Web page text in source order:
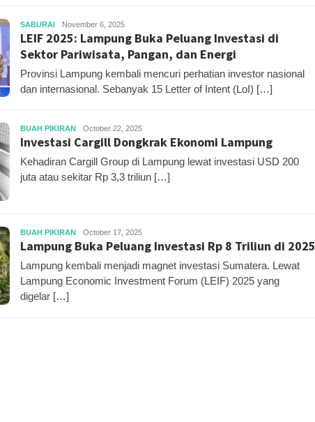
SABURAIEditorNovember 6, 2025
LEIF 2025: Lampung Buka Peluang Investasi di
Sektor Pariwisata, Pangan, dan Energi
Provinsi Lampung kembali mencuri perhatian investor nasional
dan internasional. Sebanyak 15 Letter of Intent (LoI) […]
BUAH PIKIRANEditor
October 22, 2025
Investasi Cargill Dongkrak Ekonomi Lampung
Kehadiran Cargill Group di Lampung lewat investasi USD 200
juta atau sekitar Rp 3,3 triliun […]
BUAH PIKIRANEditor
October 17, 2025
Lampung Buka Peluang Investasi Rp 8 Triliun di 2025
Lampung kembali menjadi magnet investasi Sumatera. Lewat
Lampung Economic Investment Forum (LEIF) 2025 yang
digelar […]